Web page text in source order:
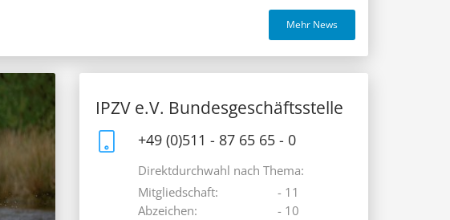
Mehr News
IPZV e.V. Bundesgeschäftsstelle
+49 (0)511 - 87 65 65 - 0
Direktdurchwahl nach Thema:
Mitgliedschaft:
Abzeichen:
- 11
- 10